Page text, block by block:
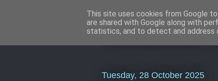
Webáruház
Tuesday, 28 October 2025
This site uses cookies from Google
are shared with Google along with
statistics, and to detect and address